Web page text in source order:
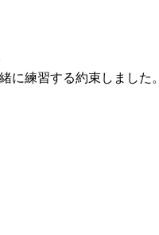
に練習する約束しました。